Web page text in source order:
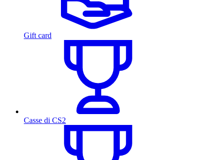
Gift card
Casse di CS2